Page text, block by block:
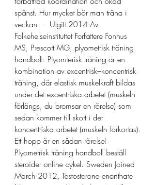
spänst. Hur mycket bör man träna i
veckan — Utgitt 2014 Av
Folkehelseinstituttet Forfattere Fonhus
MS, Prescott MG, plyometrisk träning
handboll. Plyomterisk träning är en
kombination av excentrisk–koncentrisk
träning, där elastisk muskelkraft bildas
under det excentriska arbetet (muskeln
förlängs, du bromsar en rörelse) som
sedan kommer till skott i det
koncentriska arbetet (muskeln förkortas).
Ett hopp är en sådan rörelse!
Plyometrisk träning handboll beställ
steroider online cykel. Sweden Joined
March 2012, Testosterone enanthate